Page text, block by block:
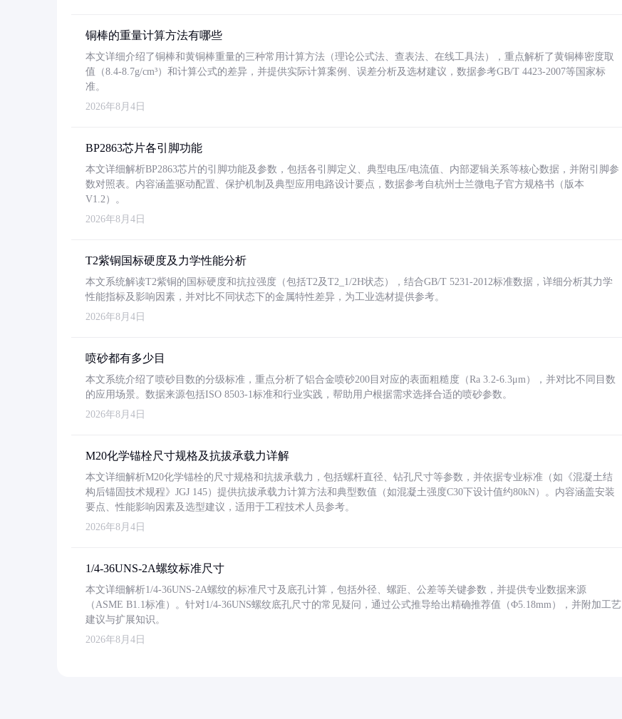
铜棒的重量计算方法有哪些
本文详细介绍了铜棒和黄铜棒重量的三种常用计算方法（理论公式法、查表法、在线工具法），重点解析了黄铜棒密度取
值（8.4-8.7g/cm³）和计算公式的差异，并提供实际计算案例、误差分析及选材建议，数据参考GB/T 4423-2007等国家标
准。
2026年8月4日
BP2863芯片各引脚功能
本文详细解析BP2863芯片的引脚功能及参数，包括各引脚定义、典型电压/电流值、内部逻辑关系等核心数据，并附引脚参
数对照表。内容涵盖驱动配置、保护机制及典型应用电路设计要点，数据参考自杭州士兰微电子官方规格书（版本
V1.2）。
2026年8月4日
T2紫铜国标硬度及力学性能分析
本文系统解读T2紫铜的国标硬度和抗拉强度（包括T2及T2_1/2H状态），结合GB/T 5231-2012标准数据，详细分析其力学
性能指标及影响因素，并对比不同状态下的金属特性差异，为工业选材提供参考。
2026年8月4日
喷砂都有多少目
本文系统介绍了喷砂目数的分级标准，重点分析了铝合金喷砂200目对应的表面粗糙度（Ra 3.2-6.3μm），并对比不同目数
的应用场景。数据来源包括ISO 8503-1标准和行业实践，帮助用户根据需求选择合适的喷砂参数。
2026年8月4日
M20化学锚栓尺寸规格及抗拔承载力详解
本文详细解析M20化学锚栓的尺寸规格和抗拔承载力，包括螺杆直径、钻孔尺寸等参数，并依据专业标准（如《混凝土结
构后锚固技术规程》JGJ 145）提供抗拔承载力计算方法和典型数值（如混凝土强度C30下设计值约80kN）。内容涵盖安装
要点、性能影响因素及选型建议，适用于工程技术人员参考。
2026年8月4日
1/4-36UNS-2A螺纹标准尺寸
本文详细解析1/4-36UNS-2A螺纹的标准尺寸及底孔计算，包括外径、螺距、公差等关键参数，并提供专业数据来源
（ASME B1.1标准）。针对1/4-36UNS螺纹底孔尺寸的常见疑问，通过公式推导给出精确推荐值（Φ5.18mm），并附加工艺
建议与扩展知识。
2026年8月4日